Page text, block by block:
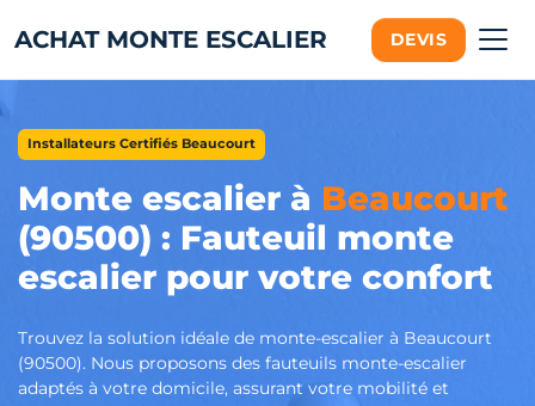
ACHAT MONTE ESCALIER DEVIS
Installateurs Certifiés Beaucourt
Monte escalier à Beaucourt
(90500) : Fauteuil monte
escalier pour votre confort
Trouvez la solution idéale de monte-escalier à Beaucourt
(90500). Nous proposons des fauteuils monte-escalier
adaptés à votre domicile, assurant votre mobilité et